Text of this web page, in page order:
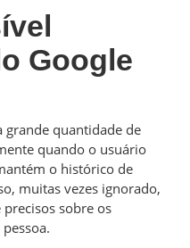
Google
grande quantidade de
quando o usuário
o histórico de
muitas vezes ignorado,
sobre os